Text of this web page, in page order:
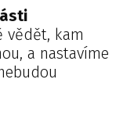
vědět, kam
a nastavíme